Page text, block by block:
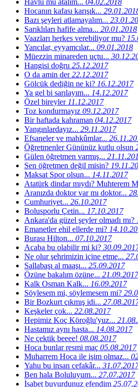
Havlu mu atalım... 04.02.2018
Hocanın kafası karışık...
Bazı şeyleri atlamayalım...
Sarıklıları hafife alma... 20.01.2018
Vaazları herkes verebiliyor mu?
Yancılar, eyyamcılar... 09.01.2018
Müezzin minareden uçtu...
Hangisi doğru 25.12.2017
O da amin der22.12.2017
Gölcük dediğin ne ki? 16.12.2017
Ya gel bi sarılayım... 14.12.2017
Özel bireyler11.12.2017
Toz kondurmayız 09.12.2017
Bir haftada kahraman 04.12.2017
Yangınlardayız... 29.11.2017
Efsaneler ve mahkûmlar...
Öğretmenler Gününüz kutlu olsun
Gülen öğretmen varmış...
Sen öğretmen değil misin?
Maksat Spor olsun... 14.11.2017
Atatürk dindar mıydı? Muhterem
Aranızda doktor var mı doktor...
Cumhuriyet... 26.10.2017
Bolusporlu Çetin... 17.10.2017
Ankara'da güzel şeyler olmadı mı?
Emanetler ehil ellerde mi?
Burası Hilton... 07.10.2017
Acaba bu olabilir mi ki?
Ne olur şehrimizin içine etme...
Sallabaşı al maaşı... 25.09.2017
Özüne bakalım özüne... 21.09.2017
Kalk Osman Kalk... 16.09.2017
Söylesem mi, söylemesem mi?
Bir Bozkurt çıkmış idi...
Keşkeler çok... 22.08.2017
Hepimiz Koç Köroğlu'yuz...
Hastamız aynı hasta... 14.08.2017
Ne çektik beeee! 08.08.2017
Hoca bunlar resmi maç 05.08.2017
Muharrem Hoca ile işim olmaz...
Yahu bu insan cefakâr...
Ben hala Boluluyum... 27.07.2017
İsabet buyurdunuz efendim